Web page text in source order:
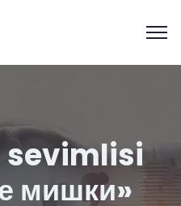
sevimlisi
мишки»